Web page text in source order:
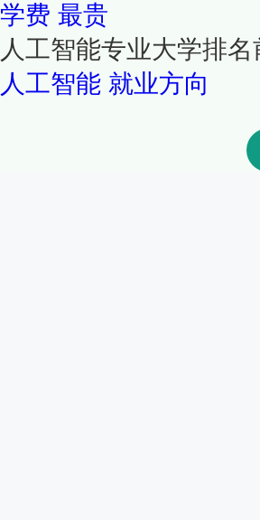
学费 最贵
人工智能专业大学排
人工智能 就业方向